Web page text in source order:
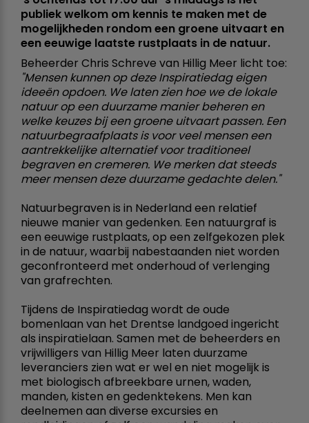
publiek welkom om kennis te maken met de
mogelijkheden rondom een groene uitvaart en
een eeuwige laatste rustplaats in de natuur.
Beheerder Chris Schreve van Hillig Meer licht toe:
"Mensen kunnen op deze Inspiratiedag eigen
ideeën opdoen. We laten zien hoe we de lokale
natuur op een duurzame manier beheren en
welke keuzes bij een groene uitvaart passen. Een
natuurbegraafplaats is voor veel mensen een
aantrekkelijke alternatief voor traditioneel
begraven en cremeren. We merken dat steeds
meer mensen deze duurzame gedachte delen."
Natuurbegraven is in Nederland een relatief
nieuwe manier van gedenken. Een natuurgraf is
een eeuwige rustplaats, op een zelfgekozen plek
in de natuur, waarbij nabestaanden niet worden
geconfronteerd met onderhoud of verlenging
van grafrechten.
Tijdens de Inspiratiedag wordt de oude
bomenlaan van het Drentse landgoed ingericht
als inspiratielaan. Samen met de beheerders en
vrijwilligers van Hillig Meer laten duurzame
leveranciers zien wat er wel en niet mogelijk is
met biologisch afbreekbare urnen, waden,
manden, kisten en gedenktekens. Men kan
deelnemen aan diverse excursies en